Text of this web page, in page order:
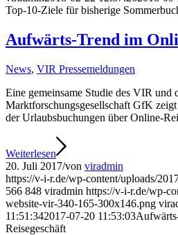
Top-10-Ziele für bisherige
Aufwärts-Trend im
News, VIR Pressemeldungen
Eine gemeinsame Studie des VIR und
Marktforschungsgesellschaft GfK
der Urlaubsbuchungen über Online-
Weiterlesen
20. Juli 2017/von viradmin
https://v-i-r.de/wp-content/uploads/
566 848 viradmin https://v-i-r.de/wp-
website-vir-340-165-300x146.png
11:51:342017-07-20 11:53:03
Reisegeschäft